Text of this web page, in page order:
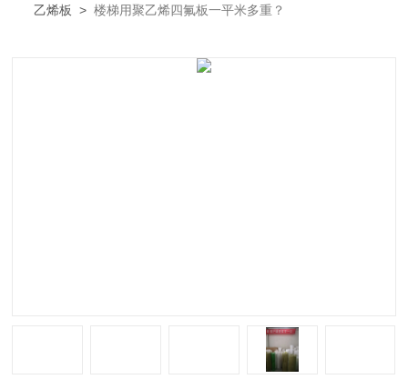
乙烯板
>楼梯用聚乙烯四氟板一平米多重？